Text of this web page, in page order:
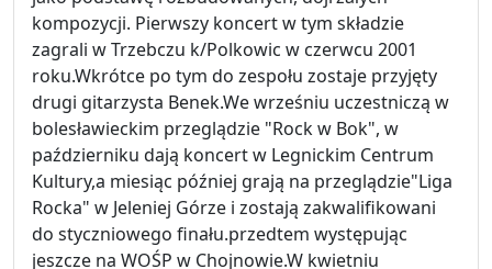
kompozycji. Pierwszy koncert w tym składzie
zagrali w Trzebczu k/Polkowic w czerwcu 2001
roku.Wkrótce po tym do zespołu zostaje przyjęty
drugi gitarzysta Benek.We wrześniu uczestniczą w
bolesławieckim przeglądzie "Rock w Bok", w
październiku dają koncert w Legnickim Centrum
Kultury,a miesiąc później grają na przeglądzie"Liga
Rocka" w Jeleniej Górze i zostają zakwalifikowani
do styczniowego finału.przedtem występując
jeszcze na WOŚP w Chojnowie.W kwietniu